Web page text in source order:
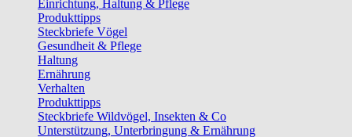
Einrichtung, Haltung & Pflege
Produkttipps
Steckbriefe Vögel
Gesundheit & Pflege
Haltung
Ernährung
Verhalten
Produkttipps
Steckbriefe Wildvögel, Insekten & Co
Unterstützung, Unterbringung & Ernährung